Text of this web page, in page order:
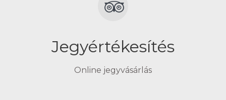
Jegyértékesítés
Online jegyvásárlás